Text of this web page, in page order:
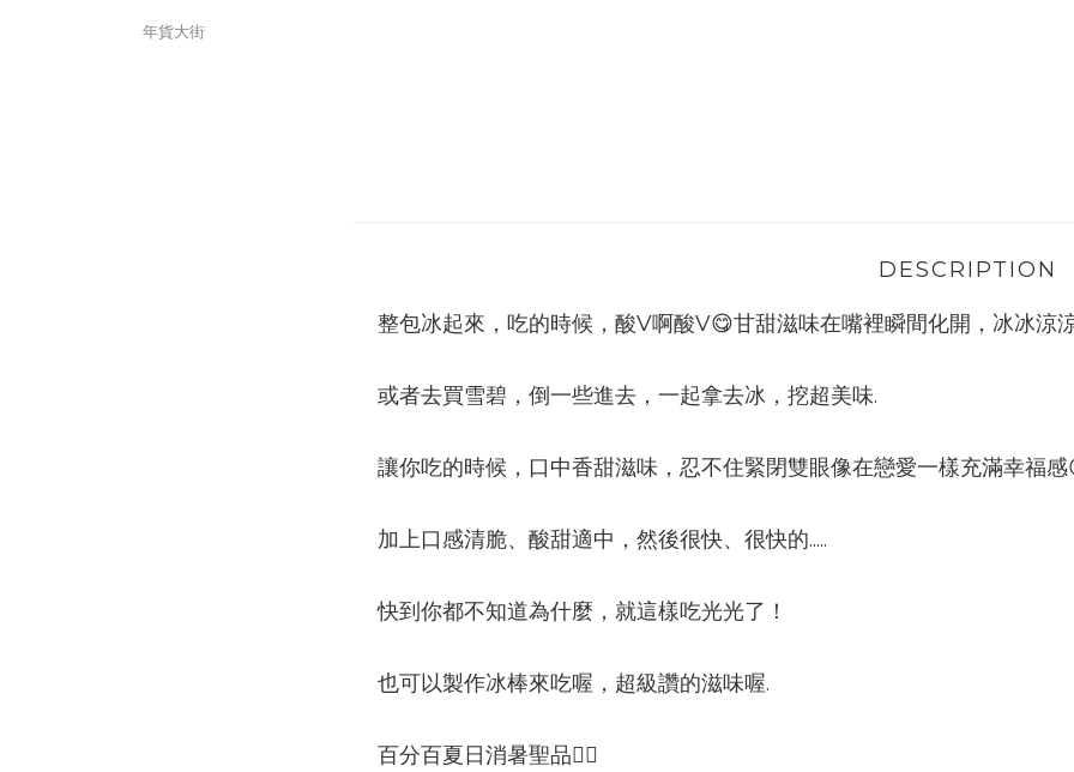
年貨大街
DESCRIPTION
整包冰起來，吃的時候，酸V啊酸V😋甘甜滋味在嘴裡瞬間化開，冰冰涼
或者去買雪碧，倒一些進去，一起拿去冰，挖超美味.
讓你吃的時候，口中香甜滋味，忍不住緊閉雙眼像在戀愛一樣充滿幸福感
加上口感清脆、酸甜適中，然後很快、很快的.....
快到你都不知道為什麼，就這樣吃光光了！
也可以製作冰棒來吃喔，超級讚的滋味喔.
百分百夏日消暑聖品👍🏻